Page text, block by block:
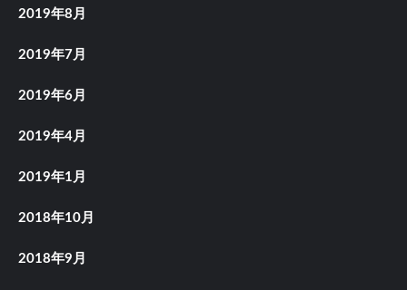
2019年8月
2019年7月
2019年6月
2019年4月
2019年1月
2018年10月
2018年9月